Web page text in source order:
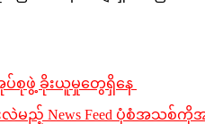
ပ်စုဖွဲ့ ခိုးယူမှုတွေရှိနေ
းလဲမည့် News Feed ပုံစံအ